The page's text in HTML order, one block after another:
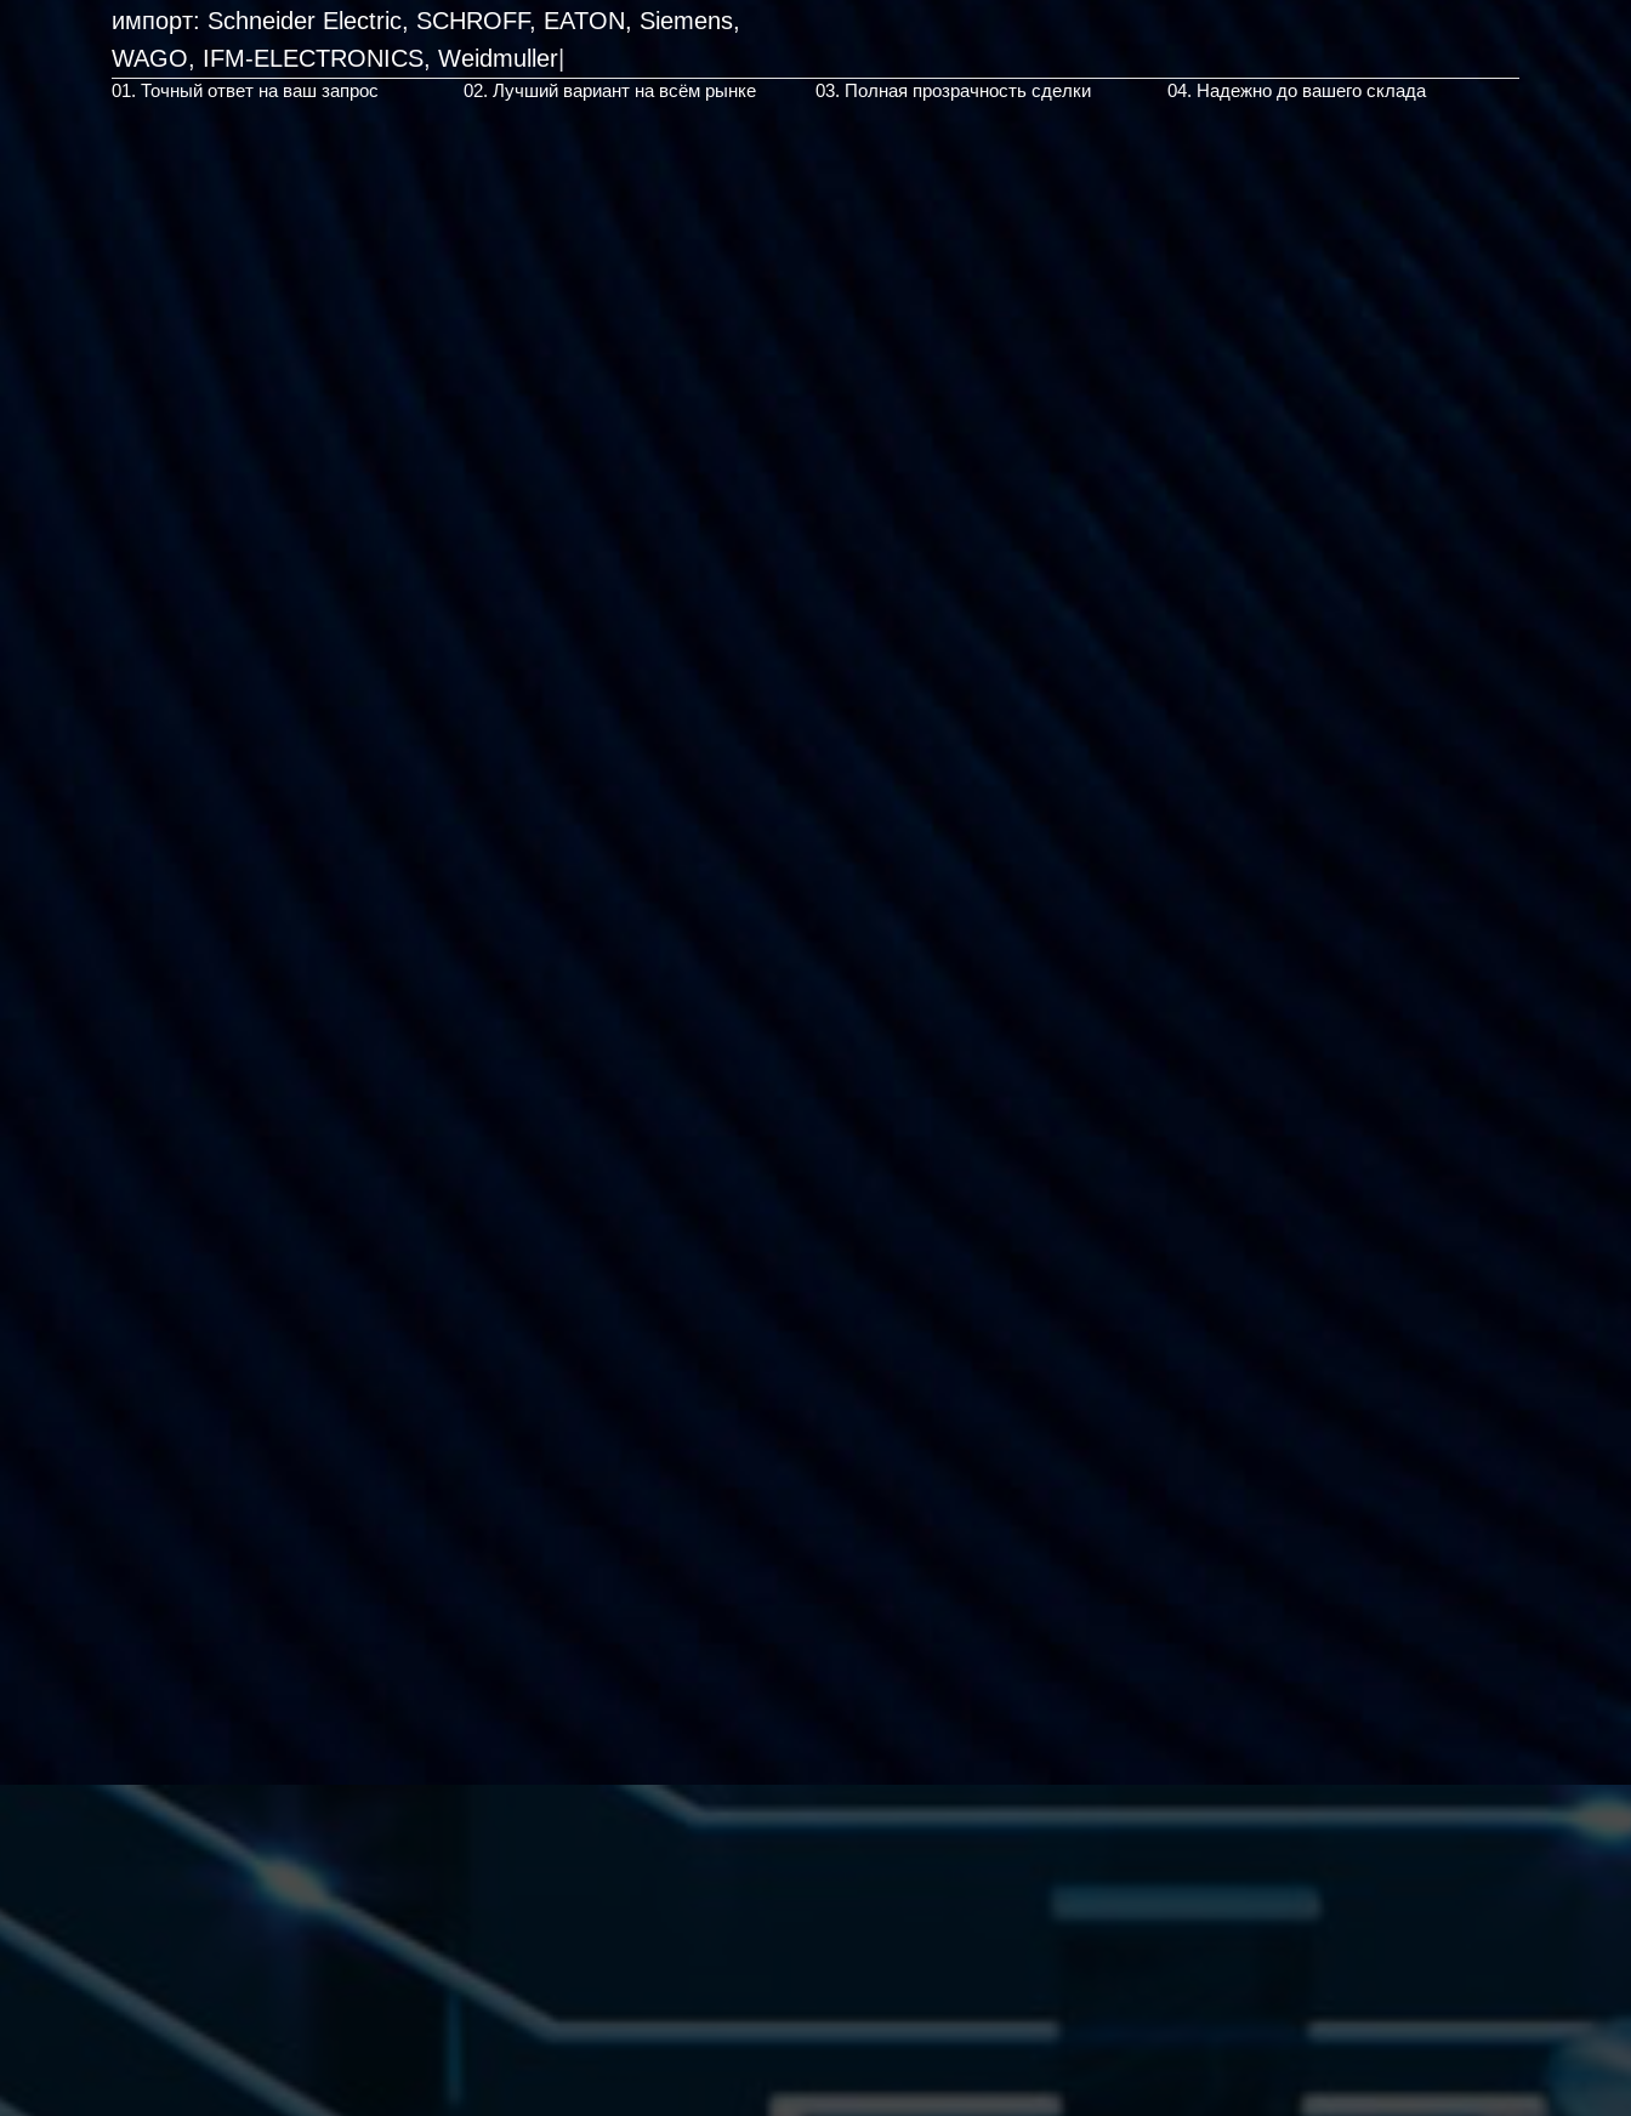
импорт: Schneider Electric, SCHROFF, EATON, Siemens,
WAGO, I|
01. Точный ответ на ваш запрос 02. Лучший вариант на всём рынке 03. Полная прозрачность сделки 04. Надежно до вашего склада